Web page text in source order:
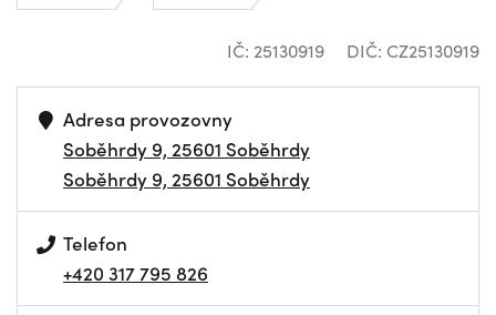
IČ: 25130919 DIČ: CZ25130919
Adresa provozovny
Soběhrdy 9, 25601 Soběhrdy
Soběhrdy 9, 25601 Soběhrdy
Telefon
+420 317 795 826